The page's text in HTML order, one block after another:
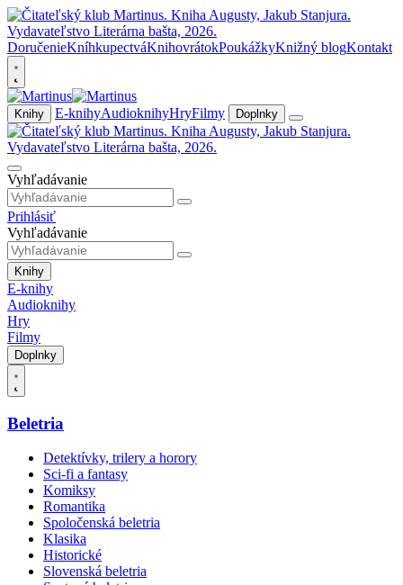
DoručenieKníhkupectváKnihovrátokPoukážkyKnižný blogKontakt
Knihy E-knihyAudioknihyHryFilmy Doplnky
Vyhľadávanie
Prihlásiť
Vyhľadávanie
Knihy
E-knihy
Audioknihy
Hry
Filmy
Doplnky
Beletria
Detektívky, trilery a horory
Sci-fi a fantasy
Komiksy
Romantika
Spoločenská beletria
Klasika
Historické
Slovenská beletria